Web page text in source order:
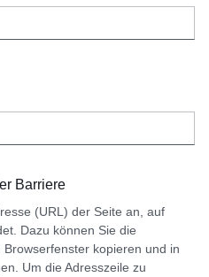
Barriere
(URL) der Seite an, auf
Dazu können Sie die
kopieren und in
Um die Adresszeile zu